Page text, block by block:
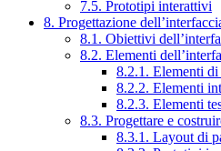
7.5. Prototipi interattivi
8. Progettazione
8.1. Obiettivi
8.2. Elementi
8.2.1. Elementi
8.2.2. Elementi
8.2.3. Elementi
8.3. Progettare e
8.3.1. Layout di